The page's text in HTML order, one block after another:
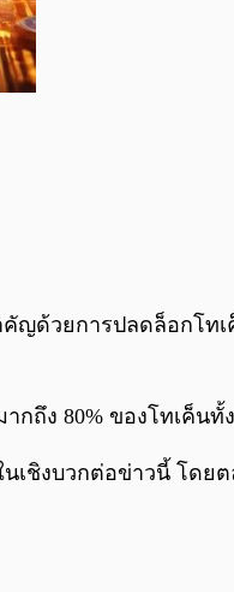
ญด้วยการปลดล็อกโท
ถึง 80% ของโทเค็นทั้
งบวกต่อข่าวนี้ โดยต